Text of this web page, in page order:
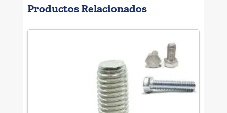
x
cantidad
Productos Relacionados